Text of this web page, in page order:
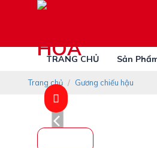
TRANG CHỦ Sản
Trang chủ / Gương chiếu hậu